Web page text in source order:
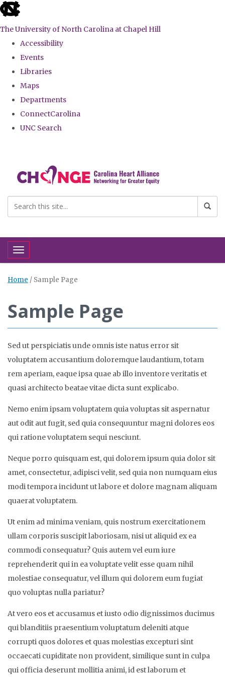
skip
the
global
The University of North Carolina at Chapel Hill
Accessibility
Events
Libraries
Maps
Departments
ConnectCarolina
UNC Search
main
Toggle navigation
Home / Sample Page
Sample Page
Sed ut perspiciatis unde omnis iste natus error sit
voluptatem accusantium doloremque laudantium, totam
rem aperiam, eaque ipsa quae ab illo inventore veritatis et
quasi architecto beatae vitae dicta sunt explicabo.
Nemo enim ipsam voluptatem quia voluptas sit aspernatur
aut odit aut fugit, sed quia consequuntur magni dolores eos
qui ratione voluptatem sequi nesciunt.
Neque porro quisquam est, qui dolorem ipsum quia dolor sit
amet, consectetur, adipisci velit, sed quia non numquam eius
modi tempora incidunt ut labore et dolore magnam aliquam
quaerat voluptatem.
Ut enim ad minima veniam, quis nostrum exercitationem
ullam corporis suscipit laboriosam, nisi ut aliquid ex ea
commodi consequatur? Quis autem vel eum iure
reprehenderit qui in ea voluptate velit esse quam nihil
molestiae consequatur, vel illum qui dolorem eum fugiat
quo voluptas nulla pariatur?
At vero eos et accusamus et iusto odio dignissimos ducimus
qui blanditiis praesentium voluptatum deleniti atque
corrupti quos dolores et quas molestias excepturi sint
occaecati cupiditate non provident, similique sunt in culpa
qui officia deserunt mollitia animi, id est laborum et